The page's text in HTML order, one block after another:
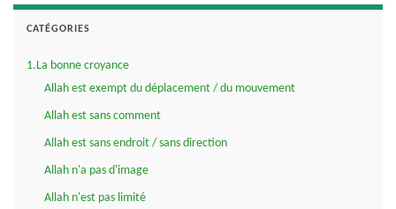
CATÉGORIES
1.La bonne croyance
Allah est exempt du déplacement / du mouvement
Allah est sans comment
Allah est sans endroit / sans direction
Allah n'a pas d'image
Allah n'est pas limité